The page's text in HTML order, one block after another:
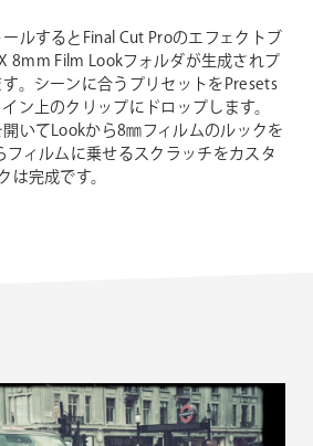
ルするとFinal Cut Proのエフェクトブ
8mm Film Lookフォルダが生成されプ
。シーンに合うプリセットをPresets
ン上のクリップにドロップします。
いてLookから8㎜フィルムのルックを
フィルムに乗せるスクラッチをカスタ
は完成です。